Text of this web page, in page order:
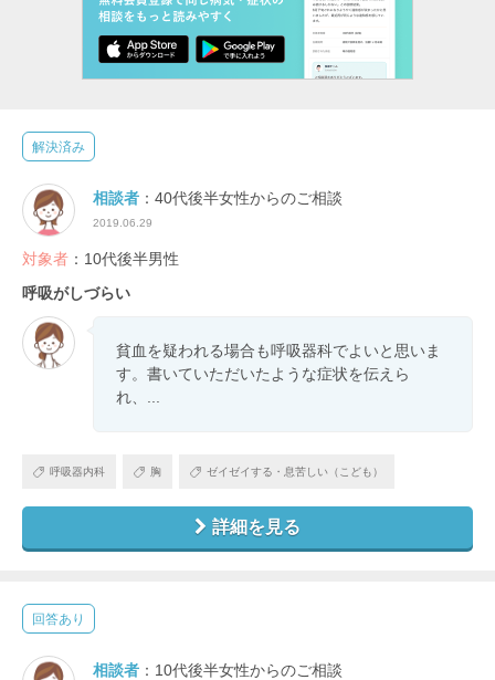
解決済み
相談者 ：40代後半女性からのご相談
2019.06.29
対象者 ：10代後半男性
呼吸がしづらい
貧血を疑われる場合も呼吸器科でよいと思いま
す。書いていただいたような症状を伝えら
れ、...
呼吸器内科 胸 ゼイゼイする・息苦しい（こども）
詳細を見る
回答あり
相談者 ：10代後半女性からのご相談